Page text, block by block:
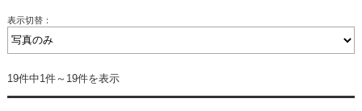
表示切替：
19件中1件～19件を表示